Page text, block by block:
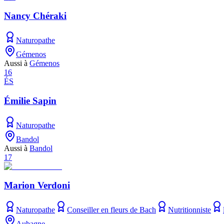
Nancy Chéraki
Naturopathe
Gémenos
Aussi à Gémenos
16
ÉS
Émilie Sapin
Naturopathe
Bandol
Aussi à Bandol
17
Marion Verdoni
Naturopathe Conseiller en fleurs de Bach Nutritionniste